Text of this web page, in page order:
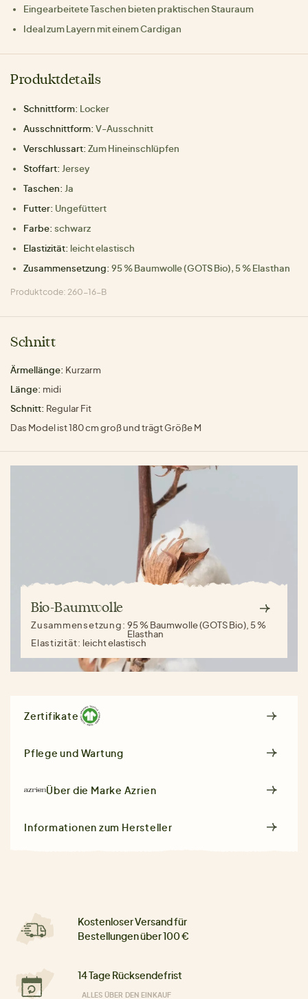
Eingearbeitete Taschen bieten praktischen Stauraum
Ideal zum Layern mit einem Cardigan
Produktdetails
Schnittform: Locker
Ausschnittform: V-Ausschnitt
Verschlussart: Zum Hineinschlüpfen
Stoffart: Jersey
Taschen: Ja
Futter: Ungefüttert
Farbe: schwarz
Elastizität: leicht elastisch
Zusammensetzung: 95 % Baumwolle (GOTS Bio), 5 % Elasthan
Produktcode: 260-16-B
Schnitt
Ärmellänge: Kurzarm
Länge: midi
Schnitt: Regular Fit
Das Model ist 180 cm groß und trägt Größe M
Bio-Baumwolle
Zusammensetzung:95 % Baumwolle (GOTS Bio), 5 %
Elasthan
Elastizität: leicht elastisch
Zertifikate
Pflege und Wartung
Über die Marke Azrien
Informationen zum Hersteller
Kostenloser Versand für
Bestellungen über 100 €
14 Tage Rücksendefrist
ALLES ÜBER DEN EINKAUF